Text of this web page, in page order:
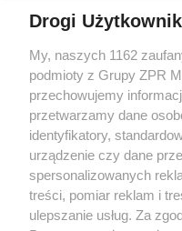
Żaden utwór zamieszczony w
rozpowszechniany lub dalej
tym także elektroniczny lub
eksploatacji w jakiejkolwiek
bez pisemnej zgody właściciela
wykorzystanie utworów w
bez właściwej zgody, jest
prawnie.
Drogi
My, naszych 1162
podmioty z Grupy ZPR
przechowujemy
przetwarzamy dane
identyfikatory,
urządzenie czy dane
spersonalizowanych
treści, pomiar reklam i
ulepszanie usług. Za